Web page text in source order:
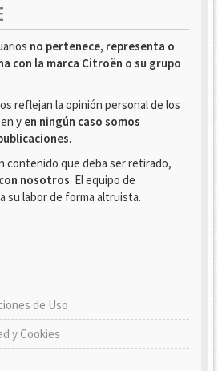
no pertenece, representa o
con la marca Citroën o su grupo
reflejan la opinión personal de los
y en ningún caso somos
.
contenido que deba ser retirado,
nosotros. El equipo de
su labor de forma altruista.
de Uso
y Cookies